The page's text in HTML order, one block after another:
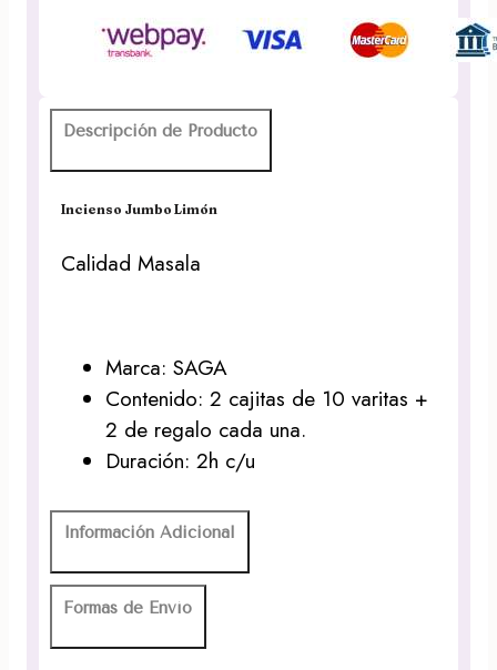
Descripción de Producto
Incienso Jumbo Limón
Calidad Masala
Marca: SAGA
Contenido: 2 cajitas de 10 varitas +
2 de regalo cada una.
Duración: 2h c/u
Información Adicional
Formas de Envío